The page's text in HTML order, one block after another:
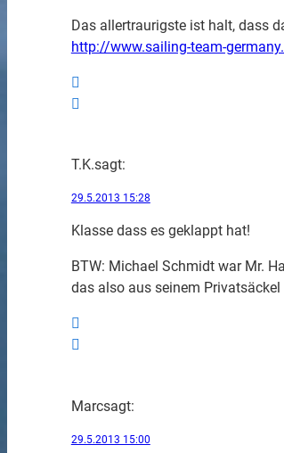
Das allertraurigste ist halt, dass
http://www.sailing-team-
T.K.sagt:
29.5.2013 15:28
Klasse dass es geklappt hat!
BTW: Michael Schmidt war Mr.
das also aus seinem
Marcsagt:
29.5.2013 15:00